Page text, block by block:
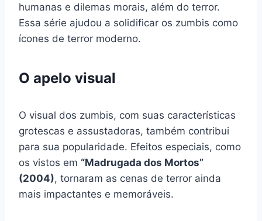
humanas e dilemas morais, além do terror.
Essa série ajudou a solidificar os zumbis como
ícones de terror moderno.
O apelo visual
O visual dos zumbis, com suas características
grotescas e assustadoras, também contribui
para sua popularidade. Efeitos especiais, como
os vistos em “Madrugada dos Mortos”
(2004), tornaram as cenas de terror ainda
mais impactantes e memoráveis.